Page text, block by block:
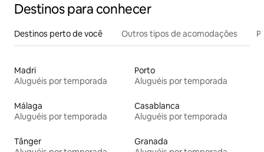
Destinos para conhecer
Destinos perto de você Outros tipos de acomodações
Madri
Aluguéis por temporada
Porto
Aluguéis por temporada
Málaga
Aluguéis por temporada
Casablanca
Aluguéis por temporada
Tânger
Granada